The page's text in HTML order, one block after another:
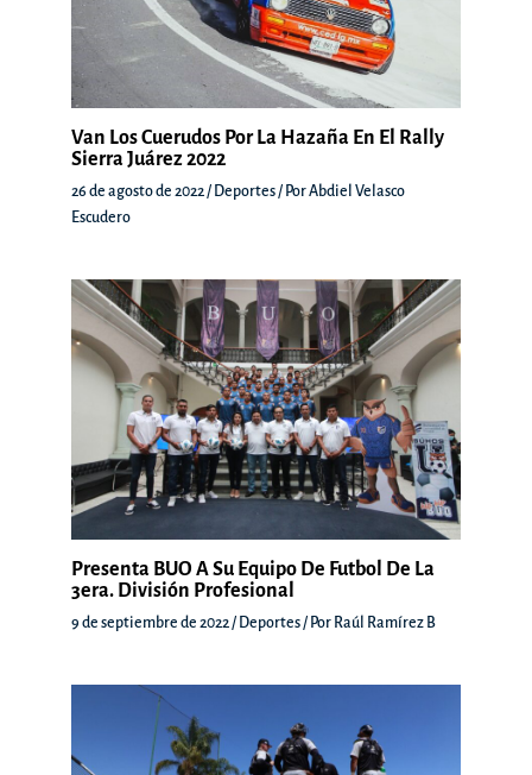
Van Los Cuerudos Por La Hazaña En El Rally
Sierra Juárez 2022
26 de agosto de 2022/ Deportes/ PorAbdiel Velasco
Escudero
Presenta BUO A Su Equipo De Futbol De La
3era. División Profesional
9 de septiembre de 2022/ Deportes/ Por Raúl Ramírez B